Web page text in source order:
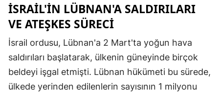
Sakarya
Samsun
İSRAIL'IN LÜBNAN'A SALDIRILARI
VE ATEŞKES SÜRECI
İsrail ordusu, Lübnan'a 2 Mart'ta yoğun hava
saldırıları başlatarak, ülkenin güneyinde birçok
beldeyi işgal etmişti. Lübnan hükümeti bu sürede,
ülkede yerinden edilenlerin sayısının 1 milyonu